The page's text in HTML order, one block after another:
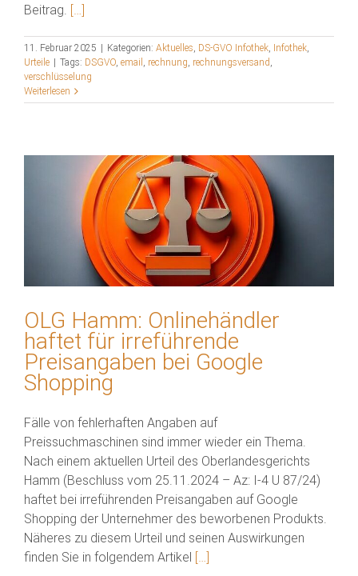
Beitrag. […]
11. Februar 2025 | Kategorien: Aktuelles DS-GVO Infothek Infothek
Urteile | Tags: DSGVO email rechnung rechnungsversand
verschlüsselung
Weiterlesen
OLG Hamm: Onlinehändler
haftet für irreführende
Preisangaben bei Google
Shopping
Fälle von fehlerhaften Angaben auf
Preissuchmaschinen sind immer wieder ein Thema.
Nach einem aktuellen Urteil des Oberlandesgerichts
Hamm (Beschluss vom 25.11.2024 – Az: I-4 U 87/24)
haftet bei irreführenden Preisangaben auf Google
Shopping der Unternehmer des beworbenen Produkts.
Näheres zu diesem Urteil und seinen Auswirkungen
finden Sie in folgendem Artikel […]